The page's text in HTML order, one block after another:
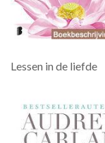
Lessen in de liefde